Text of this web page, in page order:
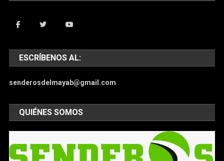
ESCRÍBENOS AL:
senderosdelmayab@gmail.com
QUIÉNES SOMOS